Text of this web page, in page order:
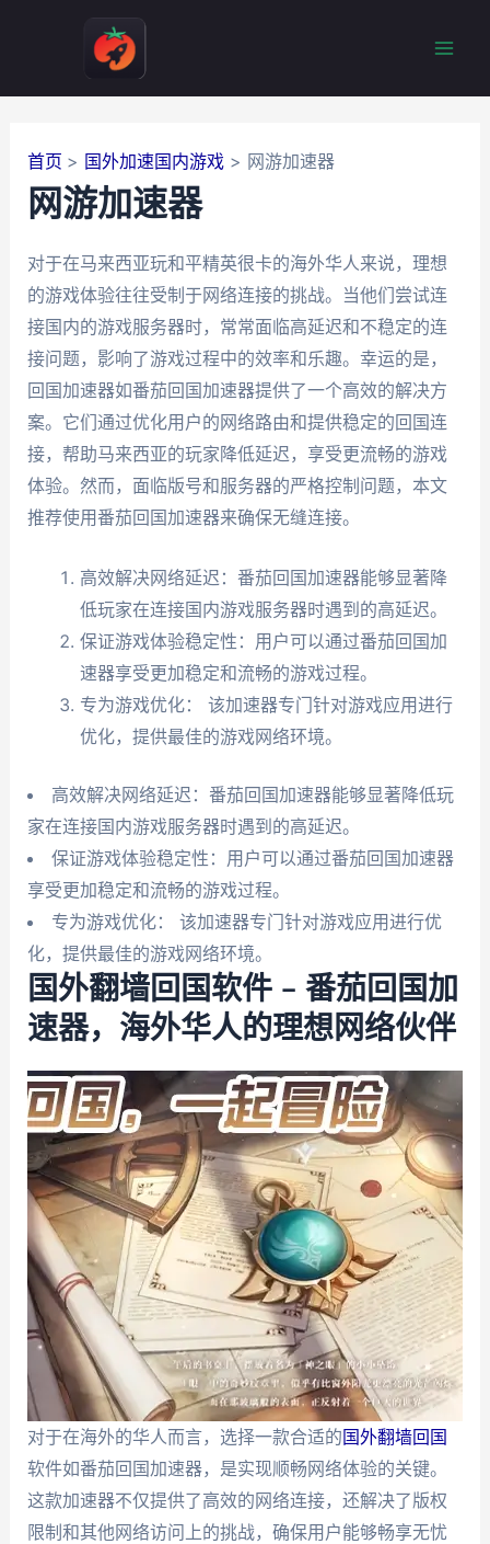
首页 国外加速国内游戏 网游加速器
网游加速器
对于在马来西亚玩和平精英很卡的海外华人来说，理想
的游戏体验往往受制于网络连接的挑战。当他们尝试连
接国内的游戏服务器时，常常面临高延迟和不稳定的连
接问题，影响了游戏过程中的效率和乐趣。幸运的是，
回国加速器如番茄回国加速器提供了一个高效的解决方
案。它们通过优化用户的网络路由和提供稳定的回国连
接，帮助马来西亚的玩家降低延迟，享受更流畅的游戏
体验。然而，面临版号和服务器的严格控制问题，本文
推荐使用番茄回国加速器来确保无缝连接。
高效解决网络延迟：番茄回国加速器能够显著降
低玩家在连接国内游戏服务器时遇到的高延迟。
保证游戏体验稳定性：用户可以通过番茄回国加
速器享受更加稳定和流畅的游戏过程。
专为游戏优化： 该加速器专门针对游戏应用进行
优化，提供最佳的游戏网络环境。
高效解决网络延迟：番茄回国加速器能够显著降低玩
家在连接国内游戏服务器时遇到的高延迟。
保证游戏体验稳定性：用户可以通过番茄回国加速器
享受更加稳定和流畅的游戏过程。
专为游戏优化： 该加速器专门针对游戏应用进行优
化，提供最佳的游戏网络环境。
国外翻墙回国软件 – 番茄回国加
速器，海外华人的理想网络伙伴
对于在海外的华人而言，选择一款合适的国外翻墙回国
软件如番茄回国加速器，是实现顺畅网络体验的关键。
这款加速器不仅提供了高效的网络连接，还解决了版权
限制和其他网络访问上的挑战，确保用户能够畅享无忧